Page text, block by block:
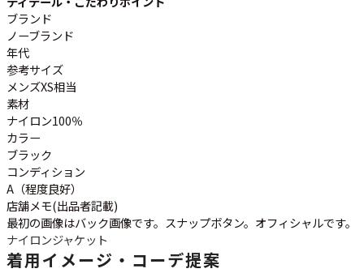
メディア・イベント情報
Youtube 古着屋Rush Out チャンネル
ご利用案内
お客様の声
お気に入りリスト
会社概要・店舗一覧
会員登録
ブランド
ノーブランド
年代
参考サイズ
メンズXS相当
素材
ナイロン100％
カラー
ブラック
コンディション
A（程度良好）
店舗メモ(出品者記載)
最初の画像はバック画像です。スナップボタン。オフィシャルです。
ナイロンジャケット
着用イメージ・コーデ提案